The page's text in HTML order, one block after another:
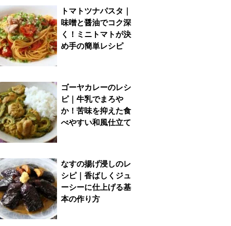
トマトツナパスタ｜
味噌と醤油でコク深
く！ミニトマトが決
め手の簡単レシピ
ゴーヤカレーのレシ
ピ｜牛乳でまろや
か！苦味を抑えた食
べやすい和風仕立て
なすの揚げ浸しのレ
シピ｜香ばしくジュ
ーシーに仕上げる基
本の作り方